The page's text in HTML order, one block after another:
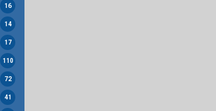
16
14
17
110
72
41